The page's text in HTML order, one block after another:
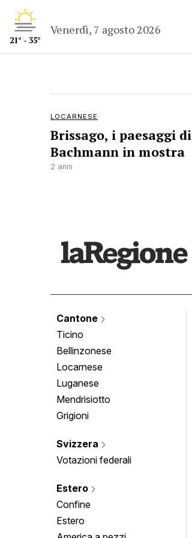
21° - 35°
Venerdì, 7 agosto 2026
LOCARNESE
Brissago, i paesaggi di
Bachmann in mostra
2 anni
Cantone
Ticino
Bellinzonese
Locarnese
Luganese
Mendrisiotto
Grigioni
Svizzera
Votazioni federali
Estero
Confine
Estero